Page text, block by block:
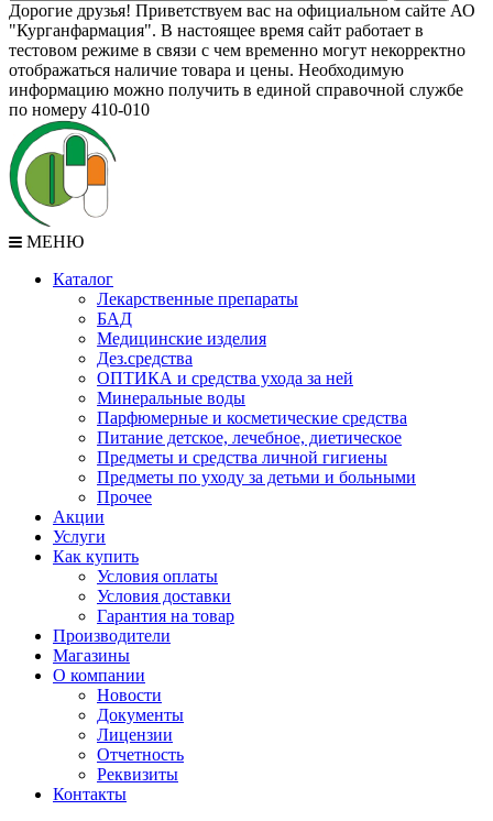
Дорогие друзья! Приветствуем вас на официальном сайте АО
"Курганфармация". В настоящее время сайт работает в
тестовом режиме в связи с чем временно могут некорректно
отображаться наличие товара и цены. Необходимую
информацию можно получить в единой справочной службе
по номеру 410-010
МЕНЮ
Каталог
Лекарственные препараты
БАД
Медицинские изделия
Дез.средства
ОПТИКА и средства ухода за ней
Минеральные воды
Парфюмерные и косметические средства
Питание детское, лечебное, диетическое
Предметы и средства личной гигиены
Предметы по уходу за детьми и больными
Прочее
Акции
Услуги
Как купить
Условия оплаты
Условия доставки
Гарантия на товар
Производители
Магазины
О компании
Новости
Документы
Лицензии
Отчетность
Реквизиты
Контакты